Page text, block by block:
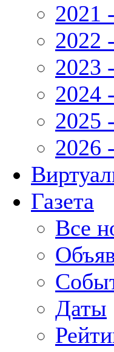
2021
2022
2023
2024
2025
2026
Газета
Все
Даты